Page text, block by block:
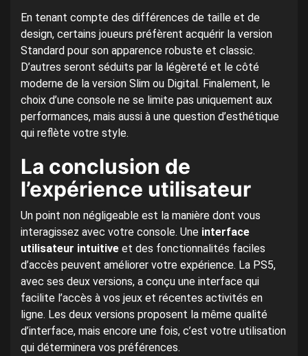
En tenant compte des différences de taille et de
design, certains joueurs préfèrent acquérir la version
Standard pour son apparence robuste et classic.
D’autres seront séduits par la légèreté et le côté
moderne de la version Slim ou Digital. Finalement, le
choix d’une console ne se limite pas uniquement aux
performances, mais aussi à une question d’esthétique
qui reflète votre style.
La conclusion de
l’expérience utilisateur
Un point non négligeable est la manière dont vous
interagissez avec votre console. Une interface
utilisateur intuitive et des fonctionnalités faciles
d’accès peuvent améliorer votre expérience. La PS5,
avec ses deux versions, a conçu une interface qui
facilite l’accès à vos jeux et récentes activités en
ligne. Les deux versions proposent la même qualité
d’interface, mais encore une fois, c’est votre utilisation
qui déterminera vos préférences.